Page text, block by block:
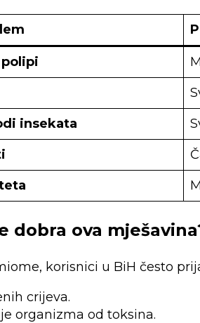
insekata
dobra ova
korisnici u BiH često
crijeva.
organizma od toksina.